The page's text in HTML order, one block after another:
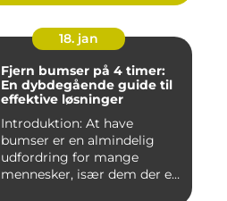
18. jan
Fjern bumser på 4 timer:
En dybdegående guide til
effektive løsninger
Introduktion: At have
bumser er en almindelig
udfordring for mange
mennesker, især dem der er